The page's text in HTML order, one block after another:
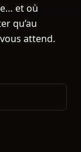
et où
qu’au
attend.